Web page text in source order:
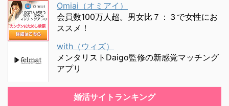
Omiai（オミアイ）
会員数100万人超。男女比７：３で女性にお
ススメ！
with（ウィズ）
メンタリストDaigo監修の新感覚マッチング
アプリ
婚活サイトランキング